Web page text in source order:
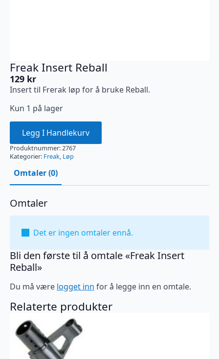
Freak Insert Reball
129 kr
Insert til Frerak løp for å bruke Reball.
Kun 1 på lager
Legg I Handlekurv
Produktnummer:2767
Kategorier: Freak, Løp
Omtaler (0)
Omtaler
Det er ingen omtaler ennå.
Bli den første til å omtale «Freak Insert
Reball»
Du må være logget inn for å legge inn en omtale.
Relaterte produkter